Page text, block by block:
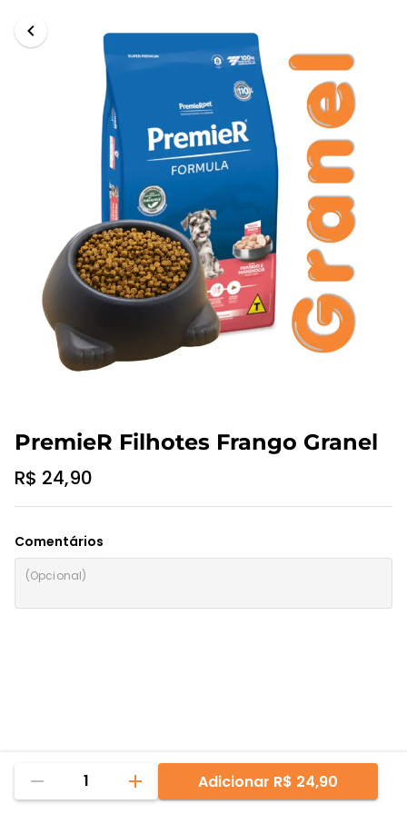
PremieR Filhotes Frango Granel
R$ 24,90
Comentários
1 Adicionar R$ 24,90